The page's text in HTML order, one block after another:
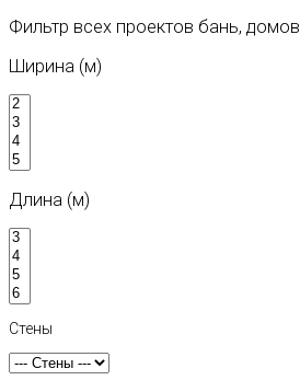
Фильтр всех проектов бань, домов
Ширина (м)
Длина (м)
Стены